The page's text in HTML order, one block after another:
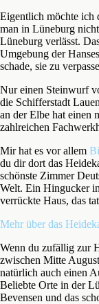
Eigentlich möchte ich
man in Lüneburg
Lüneburg verlässt.
Umgebung der
schade, sie zu
Nur einen Steinwurf
die Schifferstadt
an der Elbe hat einen
zahlreichen
Mir hat es vor allem
du dir dort das
schönste Zimmer
Welt. Ein Hingucker
verrückte Haus, das
Mehr über das
Wenn du zufällig zur
zwischen Mitte
natürlich auch einen
Beliebte Orte in der
Bevensen und das